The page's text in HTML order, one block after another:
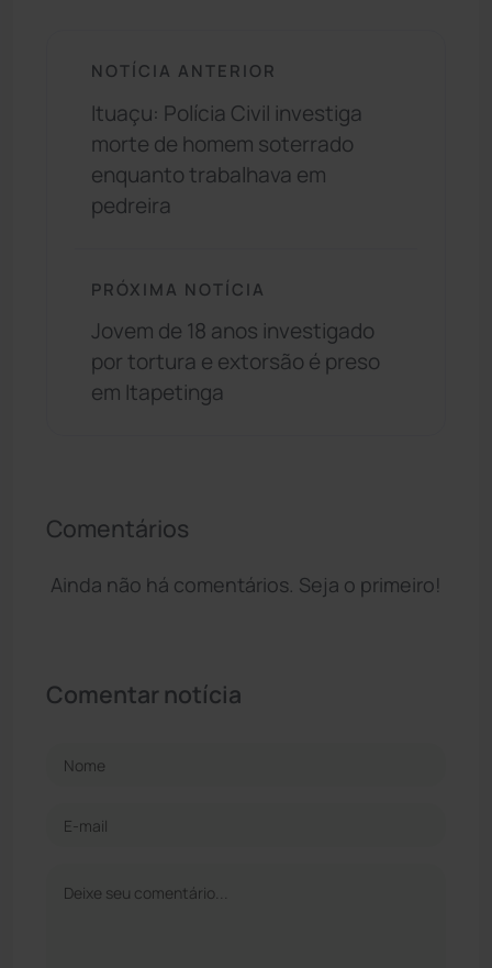
NOTÍCIA ANTERIOR
Ituaçu: Polícia Civil investiga
morte de homem soterrado
enquanto trabalhava em
pedreira
PRÓXIMA NOTÍCIA
Jovem de 18 anos investigado
por tortura e extorsão é preso
em Itapetinga
Comentários
Ainda não há comentários. Seja o primeiro!
Comentar notícia